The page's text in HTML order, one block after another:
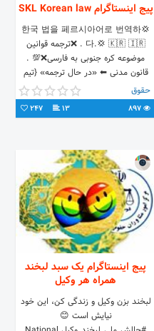
پیج اینستاگرام SKL Korean law
💢한국 법을 페르시아어로 번역하
다.💢 🇰🇷 🇮🇷 . ❌ترجمه قوانین
موضوعه کره جنوبی به فارسی❌💯 .
قانون مدنی ⬅ «در حال ترجمه» {تیم
ترجمه عدالت پژوه}
حقوق
13
247
پیج اینستاگرام یک سبد لبخند
همراه هر وکیل
لبخند بزن وکیل و زندگی کن، این خود
نیایش است 😊